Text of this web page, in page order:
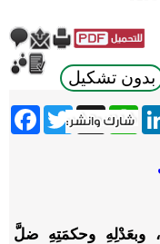
بدون تشكيل
Twitter X
WhatsApp
وبعَدْلِهِ وحكمَتِهِ ضلَّ